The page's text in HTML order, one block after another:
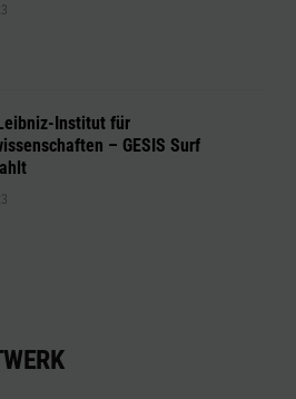
Institut für
– GESIS Surf